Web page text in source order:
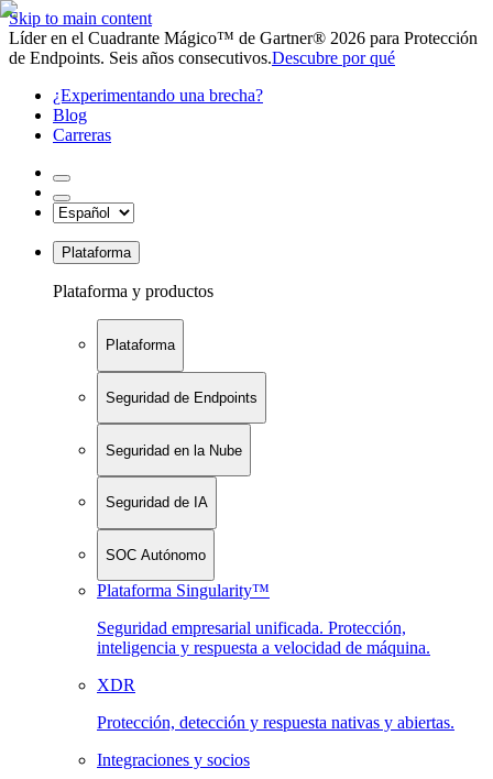
Skip to main content
Líder en el Cuadrante Mágico™ de Gartner® 2026 para Protección
de Endpoints. Seis años consecutivos.Descubre por qué
¿Experimentando una brecha?
Blog
Carreras
Plataforma
Plataforma y productos
Plataforma
Seguridad de Endpoints
Seguridad en la Nube
Seguridad de IA
SOC Autónomo
Plataforma Singularity™
Seguridad empresarial unificada. Protección,
inteligencia y respuesta a velocidad de máquina.
XDR
Protección, detección y respuesta nativas y abiertas.
Integraciones y socios